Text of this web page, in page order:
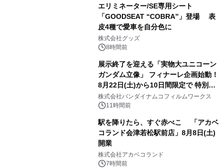
エリミネーター/SE専用シート
「GOODSEAT “COBRA”」登場 表
皮4種で愛車を自分色に
株式会社グッズ
8時間前
展示終了を迎える「実物大ユニコーン
ガンダム立像」 フィナーレ企画始動！
8月22日(土)から10日間限定で 特別映
像『UNICORN GUNDAM Statue ―
BEYOND POSSIBILITY ―』を上映！
株式会社バンダイナムコフィルムワークス
11時間前
駅を降りたら、すぐ赤べこ 「アカベ
コランド会津若松駅前店」8月8日(土)
開業
株式会社アカベコランド
7時間前